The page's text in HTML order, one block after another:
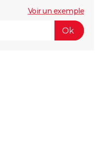
Voir un exemple